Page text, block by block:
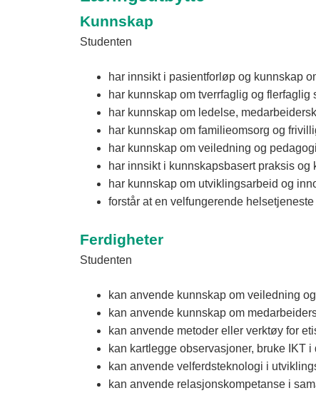
Kunnskap
Studenten
har innsikt i pasientforløp og kunnskap
har kunnskap om tverrfaglig og
har kunnskap om ledelse,
har kunnskap om familieomsorg og
har kunnskap om veiledning og
har innsikt i kunnskapsbasert praksis
har kunnskap om utviklingsarbeid og
forstår at en velfungerende
Ferdigheter
Studenten
kan anvende kunnskap om veiledning
kan anvende kunnskap om
kan anvende metoder eller verktøy for
kan kartlegge observasjoner, bruke IKT
kan anvende velferdsteknologi i
kan anvende relasjonskompetanse i